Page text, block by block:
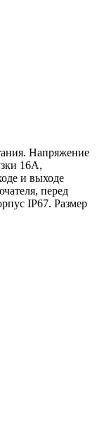
Напряжение
16A,
и выходе
перед
IP67. Размер